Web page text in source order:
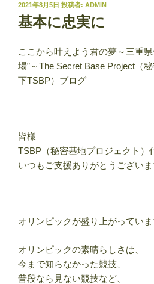
投
稿
日:
2021年8月5日 投稿者: ADMIN
基本に忠実に
ここから叶えよう君の夢～三重
場”～The Secret Base Project（
下TSBP）ブログ
皆様
TSBP（秘密基地プロジェクト）
いつもご支援ありがとうございま
オリンピックが盛り上がっていま
オリンピックの素晴らしさは、
今まで知らなかった競技、
普段なら見ない競技など、